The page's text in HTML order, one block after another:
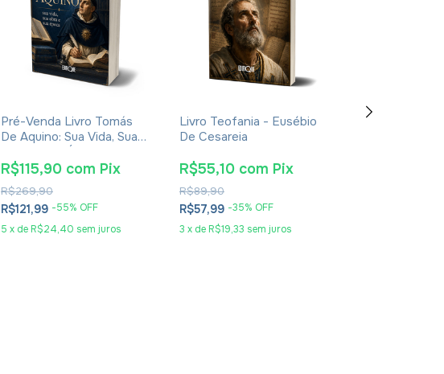
Pré-Venda Livro Tomás
De Aquino: Sua Vida, Sua
Eudaldo Forment Giralt
R$121,99 -55% OFF
5 x de R$24,40 sem juros
R$269,90
R$115,90 com Pix
Livro Teofania - Eusébio
De Cesareia
R$57,99 -35% OFF
3 x de R$19,33 sem juros
R$89,90
R$55,10 com Pix
Livro De